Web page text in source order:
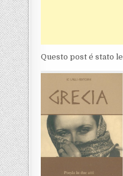
Questo post é stato